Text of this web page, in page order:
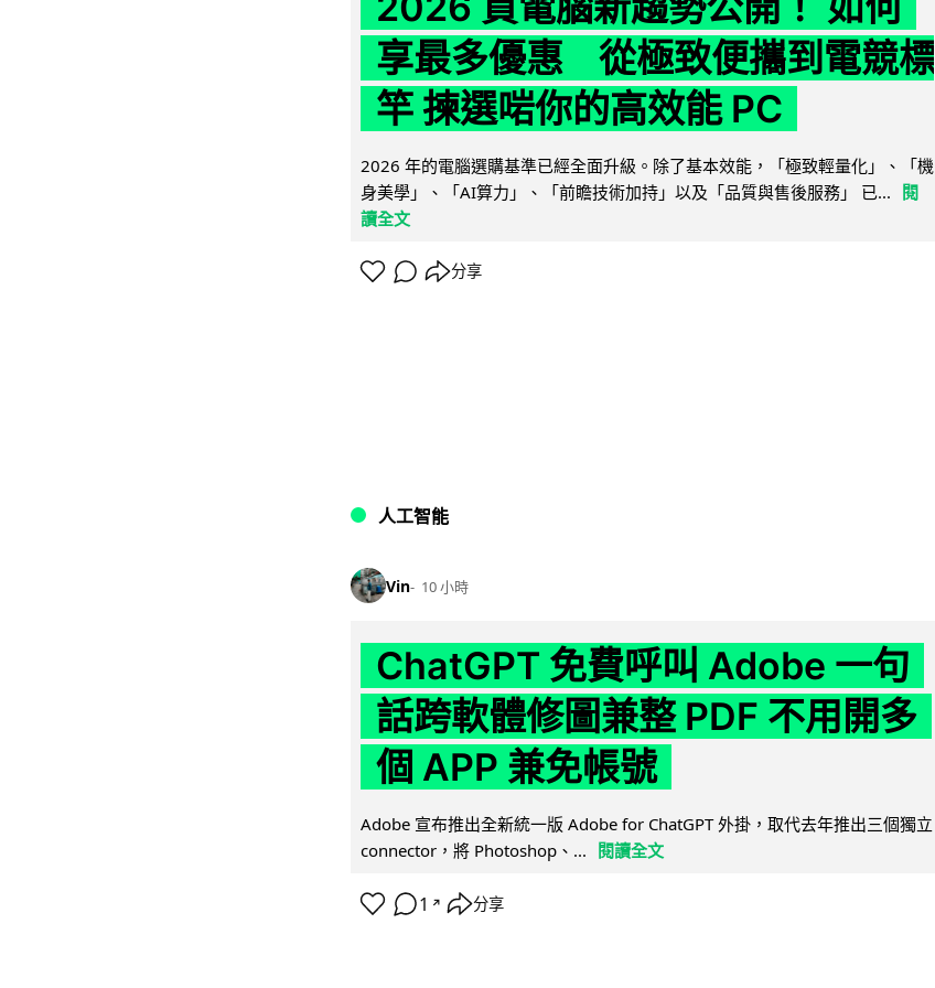
享最多優惠 從極致便攜到電競標
竿 揀選啱你的高效能 PC
2026 年的電腦選購基準已經全面升級。除了基本效能，「極致輕量化」、「機
身美學」、「AI算力」、「前瞻技術加持」以及「品質與售後服務」 已... 閱
讀全文
分享
人工智能
Vin 10 小時
ChatGPT 免費呼叫 Adobe 一句
話跨軟體修圖兼整 PDF 不用開多
個 APP 兼免帳號
Adobe 宣布推出全新統一版 Adobe for ChatGPT 外掛，取代去年推出三個獨立
connector，將 Photoshop、...
閱讀全文
1 ↗ 分享